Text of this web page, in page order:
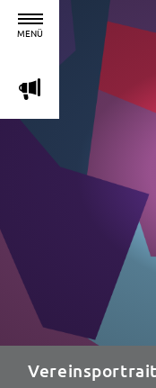
MENÜ
m
Vereinsportrait